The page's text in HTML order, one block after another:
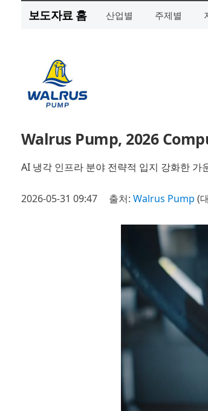
보도자료 홈 산업별 주제별
Walrus Pump, 2026
AI 냉각 인프라 분야 전략적 입지 강화한 가
2026-05-31 09:47 출처: Walrus Pump (